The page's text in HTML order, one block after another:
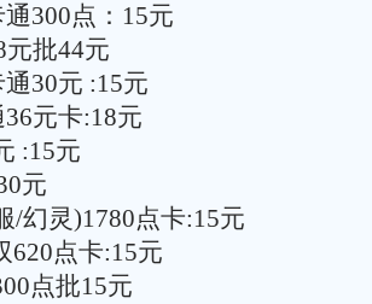
300点：15元
批44元
30元 :15元
元卡:18元
:15元
元
/幻灵)1780点卡:15元
620点卡:15元
点批15元